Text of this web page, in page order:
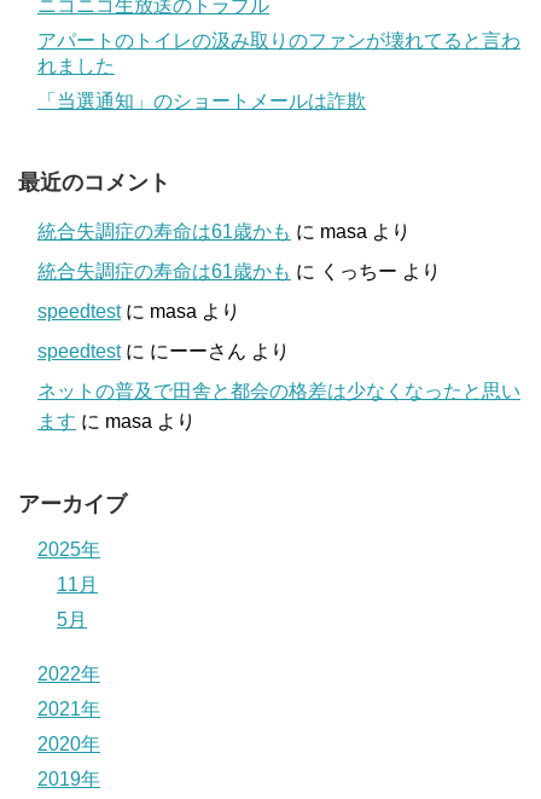
ニコニコ生放送のトラブル
アパートのトイレの汲み取りのファンが壊れてると言わ
れました
「当選通知」のショートメールは詐欺
最近のコメント
統合失調症の寿命は61歳かも に masa より
統合失調症の寿命は61歳かも に くっちー より
speedtestに masa より
speedtestに にーーさん より
ネットの普及で田舎と都会の格差は少なくなったと思い
ます に masa より
アーカイブ
2025年
11月
5月
2022年
2021年
2020年
2019年